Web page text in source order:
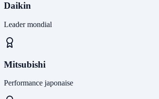
Daikin
Leader mondial
Mitsubishi
Performance japonaise